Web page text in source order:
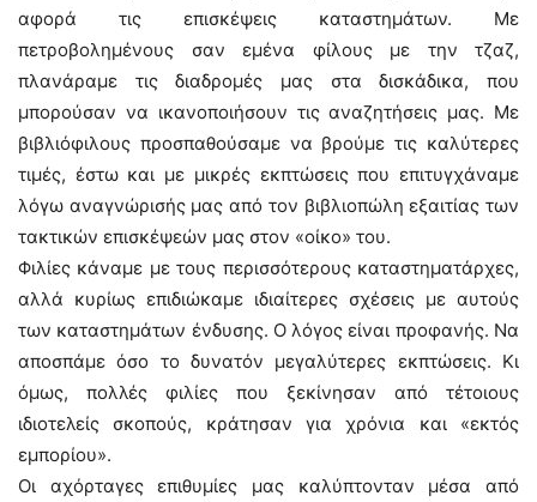
αφορά τις επισκέψεις καταστημάτων. Με
πετροβολημένους σαν εμένα φίλους με την τζαζ,
πλανάραμε τις διαδρομές μας στα δισκάδικα, που
μπορούσαν να ικανοποιήσουν τις αναζητήσεις μας. Με
βιβλιόφιλους προσπαθούσαμε να βρούμε τις καλύτερες
τιμές, έστω και με μικρές εκπτώσεις που επιτυγχάναμε
λόγω αναγνώρισής μας από τον βιβλιοπώλη εξαιτίας των
τακτικών επισκέψεών μας στον «οίκο» του.
Φιλίες κάναμε με τους περισσότερους καταστηματάρχες,
αλλά κυρίως επιδιώκαμε ιδιαίτερες σχέσεις με αυτούς
των καταστημάτων ένδυσης. Ο λόγος είναι προφανής. Να
αποσπάμε όσο το δυνατόν μεγαλύτερες εκπτώσεις. Κι
όμως, πολλές φιλίες που ξεκίνησαν από τέτοιους
ιδιοτελείς σκοπούς, κράτησαν για χρόνια και «εκτός
εμπορίου».
Οι αχόρταγες επιθυμίες μας καλύπτονταν μέσα από